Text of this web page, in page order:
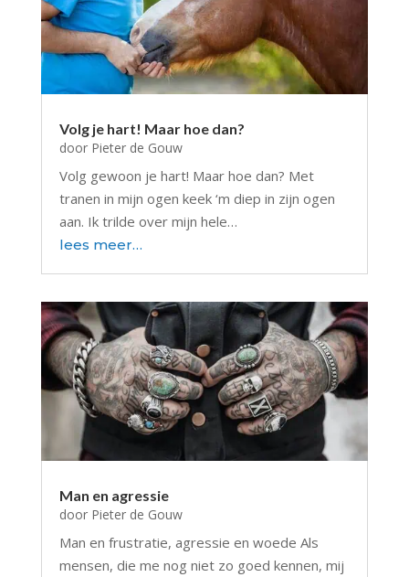
Volg je hart! Maar hoe dan?
door Pieter de Gouw
Volg gewoon je hart! Maar hoe dan? Met
tranen in mijn ogen keek ‘m diep in zijn ogen
aan. Ik trilde over mijn hele…
lees meer…
Man en agressie
door Pieter de Gouw
Man en frustratie, agressie en woede Als
mensen, die me nog niet zo goed kennen, mij